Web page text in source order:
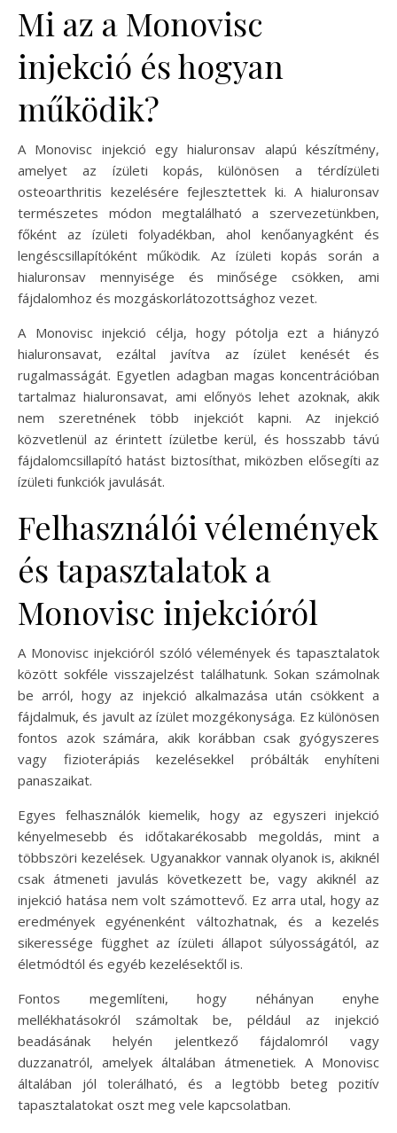
Mi az a Monovisc
injekció és hogyan
működik?
A Monovisc injekció egy hialuronsav alapú készítmény,
amelyet az ízületi kopás, különösen a térdízületi
osteoarthritis kezelésére fejlesztettek ki. A hialuronsav
természetes módon megtalálható a szervezetünkben,
főként az ízületi folyadékban, ahol kenőanyagként és
lengéscsillapítóként működik. Az ízületi kopás során a
hialuronsav mennyisége és minősége csökken, ami
fájdalomhoz és mozgáskorlátozottsághoz vezet.
A Monovisc injekció célja, hogy pótolja ezt a hiányzó
hialuronsavat, ezáltal javítva az ízület kenését és
rugalmasságát. Egyetlen adagban magas koncentrációban
tartalmaz hialuronsavat, ami előnyös lehet azoknak, akik
nem szeretnének több injekciót kapni. Az injekció
közvetlenül az érintett ízületbe kerül, és hosszabb távú
fájdalomcsillapító hatást biztosíthat, miközben elősegíti az
ízületi funkciók javulását.
Felhasználói vélemények
és tapasztalatok a
Monovisc injekcióról
A Monovisc injekcióról szóló vélemények és tapasztalatok
között sokféle visszajelzést találhatunk. Sokan számolnak
be arról, hogy az injekció alkalmazása után csökkent a
fájdalmuk, és javult az ízület mozgékonysága. Ez különösen
fontos azok számára, akik korábban csak gyógyszeres
vagy fizioterápiás kezelésekkel próbálták enyhíteni
panaszaikat.
Egyes felhasználók kiemelik, hogy az egyszeri injekció
kényelmesebb és időtakarékosabb megoldás, mint a
többszöri kezelések. Ugyanakkor vannak olyanok is, akiknél
csak átmeneti javulás következett be, vagy akiknél az
injekció hatása nem volt számottevő. Ez arra utal, hogy az
eredmények egyénenként változhatnak, és a kezelés
sikeressége függhet az ízületi állapot súlyosságától, az
életmódtól és egyéb kezelésektől is.
Fontos megemlíteni, hogy néhányan enyhe
mellékhatásokról számoltak be, például az injekció
beadásának helyén jelentkező fájdalomról vagy
duzzanatról, amelyek általában átmenetiek. A Monovisc
általában jól tolerálható, és a legtöbb beteg pozitív
tapasztalatokat oszt meg vele kapcsolatban.